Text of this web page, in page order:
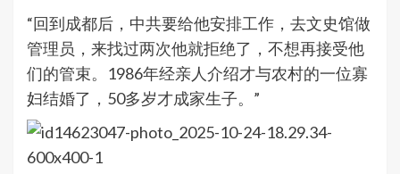
“回到成都后，中共要给他安排工作，去文史馆做
管理员，来找过两次他就拒绝了，不想再接受他
们的管束。1986年经亲人介绍才与农村的一位寡
妇结婚了，50多岁才成家生子。”